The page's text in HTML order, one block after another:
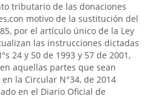
tributario de las donaciones
motivo de la sustitución del
por el artículo único de la Ley
las instrucciones dictadas
24 y 50 de 1993 y 57 de 2001,
aquellas partes que sean
la Circular N°34, de 2014
en el Diario Oficial de